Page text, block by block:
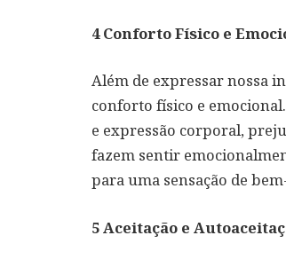
4Conforto Físico e
Além de expressar nossa
conforto físico e
e expressão corporal,
fazem sentir
para uma sensação de
5Aceitação e